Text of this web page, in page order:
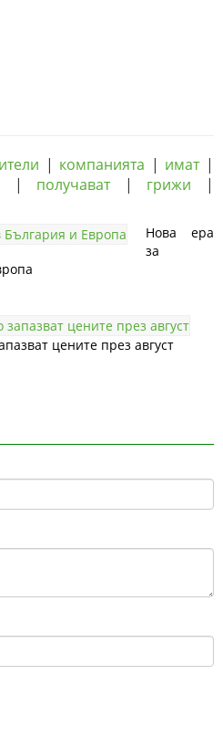
| компанията | имат|
| получават| грижи |
Нова ера
за
цените през август